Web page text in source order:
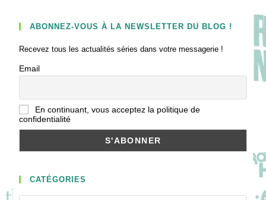
ABONNEZ-VOUS À LA NEWSLETTER DU BLOG !
Recevez tous les actualités séries dans votre messagerie !
Email
En continuant, vous acceptez la politique de
confidentialité
CATÉGORIES